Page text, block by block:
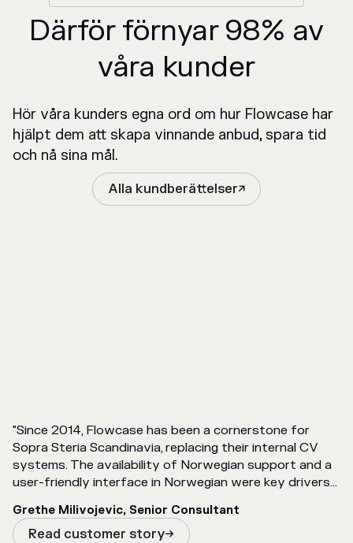
Därför förnyar 98% av
våra kunder
Hör våra kunders egna ord om hur Flowcase har
hjälpt dem att skapa vinnande anbud, spara tid
och nå sina mål.
Alla kundberättelser
"Since 2014, Flowcase has been a cornerstone for
Sopra Steria Scandinavia, replacing their internal CV
systems. The availability of Norwegian support and a
user-friendly interface in Norwegian were key drivers
Grethe Milivojevic, Senior Consultant
Read customer story